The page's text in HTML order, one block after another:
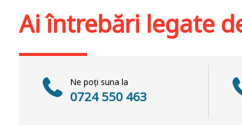
Ai întrebări legate
Ne poți suna la
0724 550 463